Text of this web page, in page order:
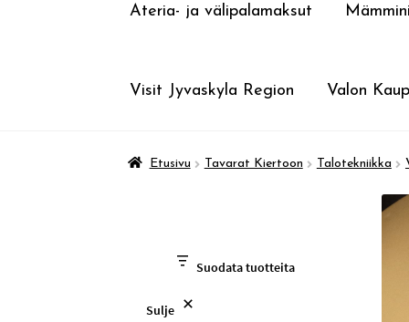
Ateria- ja välipalamaksut
Visit Jyvaskyla Region Valon
Etusivu Tavarat Kiertoon Talotekniikka
Suodata tuotteita
Sulje